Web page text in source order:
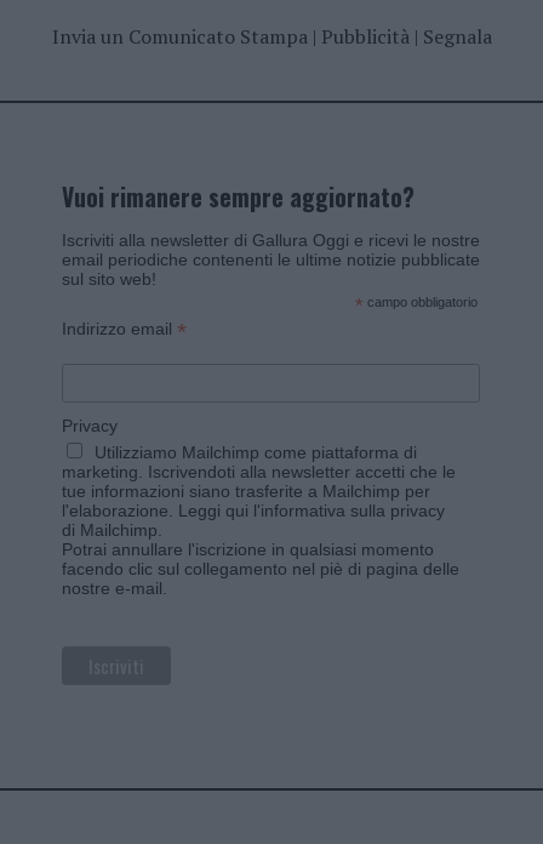
Invia un Comunicato Stampa| Pubblicità| Segnala
Vuoi rimanere sempre aggiornato?
Iscriviti alla newsletter di Gallura Oggi e ricevi le nostre
email periodiche contenenti le ultime notizie pubblicate
sul sito web!
* campo obbligatorio
Indirizzo email *
Privacy
Utilizziamo Mailchimp come piattaforma di
marketing. Iscrivendoti alla newsletter accetti che le
tue informazioni siano trasferite a Mailchimp per
l'elaborazione. Leggi qui l'informativa sulla privacy
di Mailchimp
Potrai annullare l'iscrizione in qualsiasi momento
facendo clic sul collegamento nel piè di pagina delle
nostre e-mail.